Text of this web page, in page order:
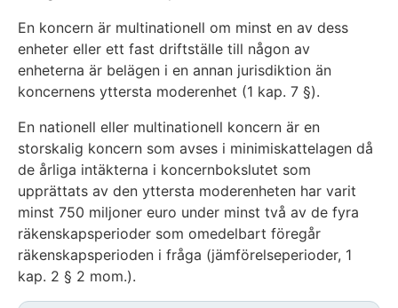
En koncern är multinationell om minst en av dess
enheter eller ett fast driftställe till någon av
enheterna är belägen i en annan jurisdiktion än
koncernens yttersta moderenhet (1 kap. 7 §).
En nationell eller multinationell koncern är en
storskalig koncern som avses i minimiskattelagen då
de årliga intäkterna i koncernbokslutet som
upprättats av den yttersta moderenheten har varit
minst 750 miljoner euro under minst två av de fyra
räkenskapsperioder som omedelbart föregår
räkenskapsperioden i fråga (jämförelseperioder, 1
kap. 2 § 2 mom.).